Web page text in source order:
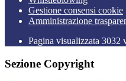
Gestione consensi cookie
Amministrazione
Pagina visualizzata 3032
Sezione Copyright